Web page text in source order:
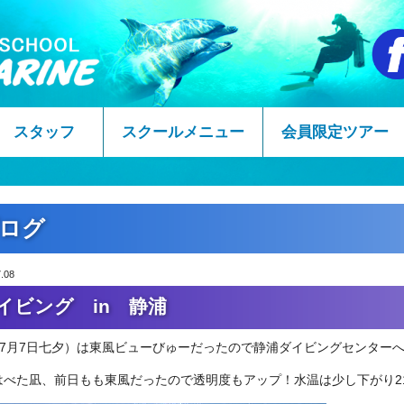
スタッフ スクールメニュー 会員限定ツアー
グ
ビング in 静浦
7日七夕）は東風ビューびゅーだったので静浦ダイビングセンター
べた凪、前日もも東風だったので透明度もアップ！水温は少し下が